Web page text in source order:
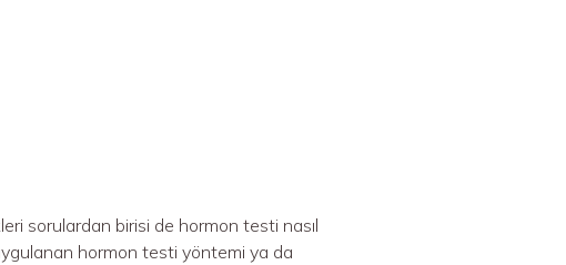
sorulardan birisi de hormon testi nasıl
hormon testi yöntemi ya da